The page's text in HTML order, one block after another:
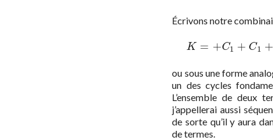
Écrivons notre
K = +C1 + C1 +
K=+C1 +
ou sous une forme
un des cycles
L’ensemble de deux
j’appellerai aussi
de sorte qu’il y aura
de termes.